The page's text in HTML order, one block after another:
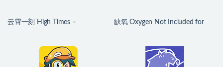
云霄一刻 High Times –
缺氧 Oxygen Not Included for